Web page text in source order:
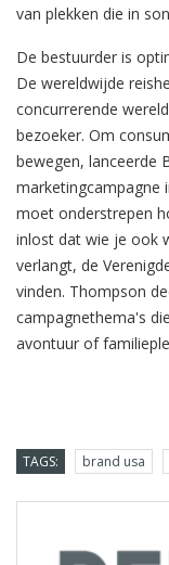
van plekken die in
De bestuurder is
De wereldwijde
concurrerende
bezoeker. Om
bewegen, lanceerde
marketingcampagne
moet onderstrepen
inlost dat wie je ook
verlangt, de
vinden. Thompson
campagnethema's
avontuur of
TAGS: brand usa